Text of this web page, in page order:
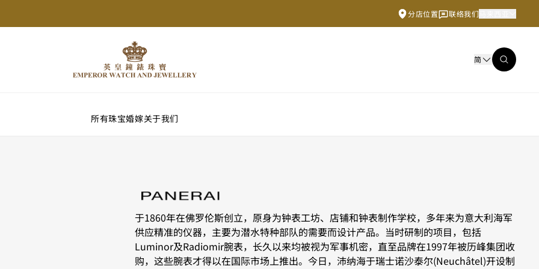
分店位置 联络我们
简
所有珠宝婚嫁关于我们
于1860年在佛罗伦斯创立，原身为钟表工坊、店铺和钟表制作学校，多年来为意大利海军
供应精准的仪器，主要为潜水特种部队的需要而设计产品。当时研制的项目，包括
Luminor及Radiomir腕表，长久以来均被视为军事机密，直至品牌在1997年被历峰集团收
购，这些腕表才得以在国际市场上推出。今日，沛纳海于瑞士诺沙泰尔(Neuchâtel)开设制